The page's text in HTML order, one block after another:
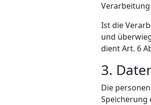
Ist die
und
dient Art. 6
3.
Die
Speicherung